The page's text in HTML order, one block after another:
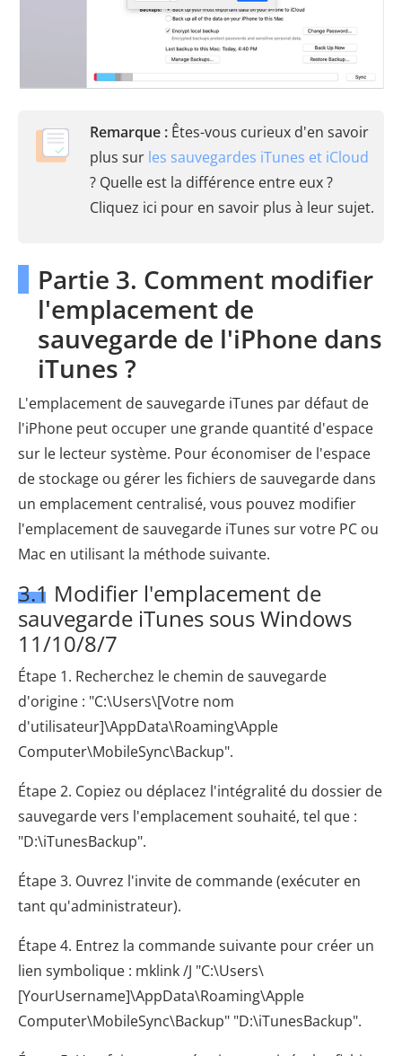
Remarque : Êtes-vous curieux d'en savoir
plus sur les sauvegardes iTunes et iCloud
? Quelle est la différence entre eux ?
Cliquez ici pour en savoir plus à leur sujet.
Partie 3. Comment modifier
l'emplacement de
sauvegarde de l'iPhone dans
iTunes ?
L'emplacement de sauvegarde iTunes par défaut de
l'iPhone peut occuper une grande quantité d'espace
sur le lecteur système. Pour économiser de l'espace
de stockage ou gérer les fichiers de sauvegarde dans
un emplacement centralisé, vous pouvez modifier
l'emplacement de sauvegarde iTunes sur votre PC ou
Mac en utilisant la méthode suivante.
3.1 Modifier l'emplacement de
sauvegarde iTunes sous Windows
11/10/8/7
Étape 1. Recherchez le chemin de sauvegarde
d'origine : "C:\Users\[Votre nom
d'utilisateur]\AppData\Roaming\Apple
Computer\MobileSync\Backup".
Étape 2. Copiez ou déplacez l'intégralité du dossier de
sauvegarde vers l'emplacement souhaité, tel que :
"D:\iTunesBackup".
Étape 3. Ouvrez l'invite de commande (exécuter en
tant qu'administrateur).
Étape 4. Entrez la commande suivante pour créer un
lien symbolique : mklink /J "C:\Users\
[YourUsername]\AppData\Roaming\Apple
Computer\MobileSync\Backup" "D:\iTunesBackup".